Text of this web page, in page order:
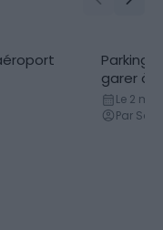
Parking
garer à
Le 2
Par